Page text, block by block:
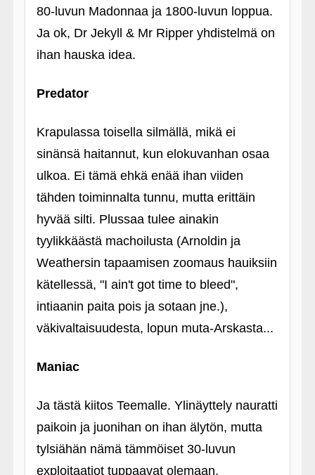
80-luvun Madonnaa ja 1800-luvun loppua.
Ja ok, Dr Jekyll & Mr Ripper yhdistelmä on
ihan hauska idea.
Predator
Krapulassa toisella silmällä, mikä ei
sinänsä haitannut, kun elokuvanhan osaa
ulkoa. Ei tämä ehkä enää ihan viiden
tähden toiminnalta tunnu, mutta erittäin
hyvää silti. Plussaa tulee ainakin
tyylikkäästä machoilusta (Arnoldin ja
Weathersin tapaamisen zoomaus hauiksiin
kätellessä, "I ain't got time to bleed",
intiaanin paita pois ja sotaan jne.),
väkivaltaisuudesta, lopun muta-Arskasta...
Maniac
Ja tästä kiitos Teemalle. Ylinäyttely nauratti
paikoin ja juonihan on ihan älytön, mutta
tylsiähän nämä tämmöiset 30-luvun
exploitaatiot tuppaavat olemaan.